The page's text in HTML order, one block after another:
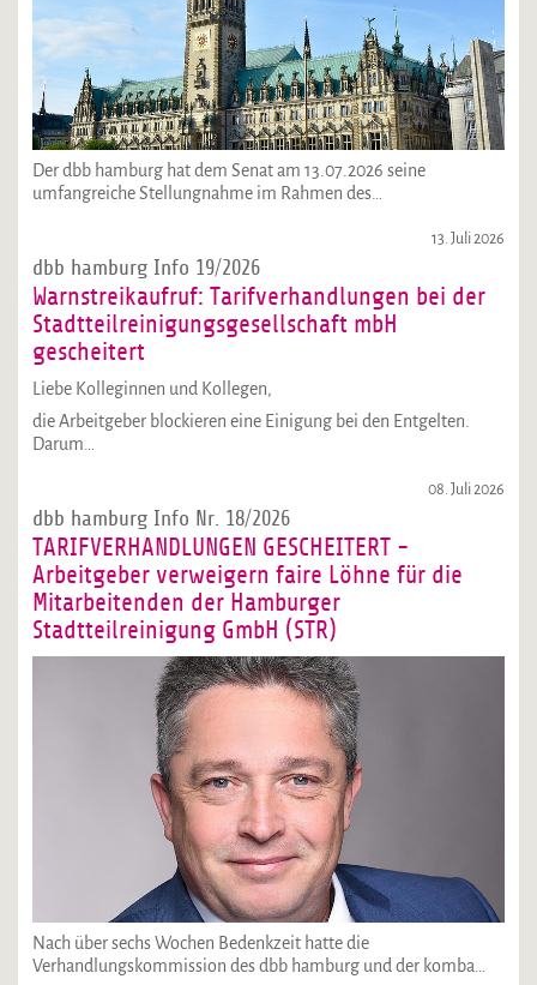
Der dbb hamburg hat dem Senat am 13.07.2026 seine
umfangreiche Stellungnahme im Rahmen des…
13. Juli 2026
dbb hamburg Info 19/2026
Warnstreikaufruf: Tarifverhandlungen bei der
Stadtteilreinigungsgesellschaft mbH
gescheitert
Liebe Kolleginnen und Kollegen,
die Arbeitgeber blockieren eine Einigung bei den Entgelten.
Darum…
08. Juli 2026
dbb hamburg Info Nr. 18/2026
TARIFVERHANDLUNGEN GESCHEITERT -
Arbeitgeber verweigern faire Löhne für die
Mitarbeitenden der Hamburger
Stadtteilreinigung GmbH (STR)
Nach über sechs Wochen Bedenkzeit hatte die
Verhandlungskommission des dbb hamburg und der komba…